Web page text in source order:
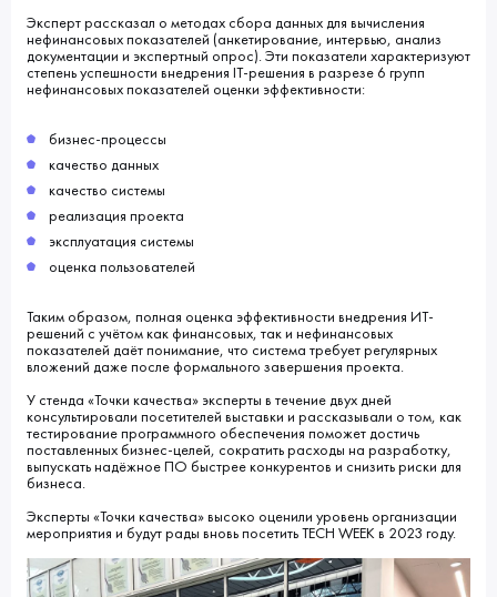
Эксперт рассказал о методах сбора данных для вычисления
нефинансовых показателей (анкетирование, интервью, анализ
документации и экспертный опрос). Эти показатели характеризуют
степень успешности внедрения IT-решения в разрезе 6 групп
нефинансовых показателей оценки эффективности:
бизнес-процессы
качество данных
качество системы
реализация проекта
эксплуатация системы
оценка пользователей
Таким образом, полная оценка эффективности внедрения ИТ-
решений с учётом как финансовых, так и нефинансовых
показателей даёт понимание, что система требует регулярных
вложений даже после формального завершения проекта.
У стенда «Точки качества» эксперты в течение двух дней
консультировали посетителей выставки и рассказывали о том, как
тестирование программного обеспечения поможет достичь
поставленных бизнес-целей, сократить расходы на разработку,
выпускать надёжное ПО быстрее конкурентов и снизить риски для
бизнеса.
Эксперты «Точки качества» высоко оценили уровень организации
мероприятия и будут рады вновь посетить TECH WEEK в 2023 году.